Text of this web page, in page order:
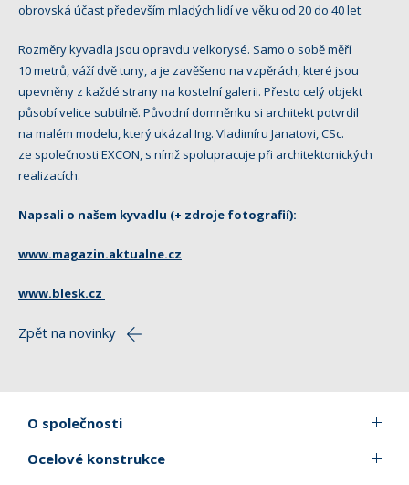
obrovská účast především mladých lidí ve věku od 20 do 40 let.
Rozměry kyvadla jsou opravdu velkorysé. Samo o sobě měří
10 metrů, váží dvě tuny, a je zavěšeno na vzpěrách, které jsou
upevněny z každé strany na kostelní galerii. Přesto celý objekt
působí velice subtilně. Původní domněnku si architekt potvrdil
na malém modelu, který ukázal Ing. Vladimíru Janatovi, CSc.
ze společnosti EXCON, s nímž spolupracuje při architektonických
realizacích.
Napsali o našem kyvadlu (+ zdroje fotografií):
www.magazin.aktualne.cz
www.blesk.cz
Zpět na novinky
O společnosti
Ocelové konstrukce